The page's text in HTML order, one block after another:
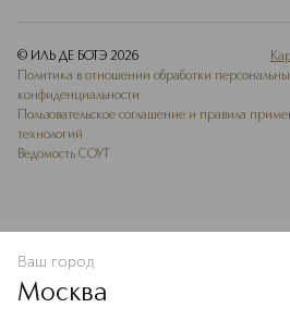
В КОРЗИНУ
© ИЛЬ ДЕ БОТЭ 2026
Политика в отношении обработки
конфиденциальности
Пользовательское соглашение и правила
технологий
Ведомость СОУТ
Ваш город
Москва